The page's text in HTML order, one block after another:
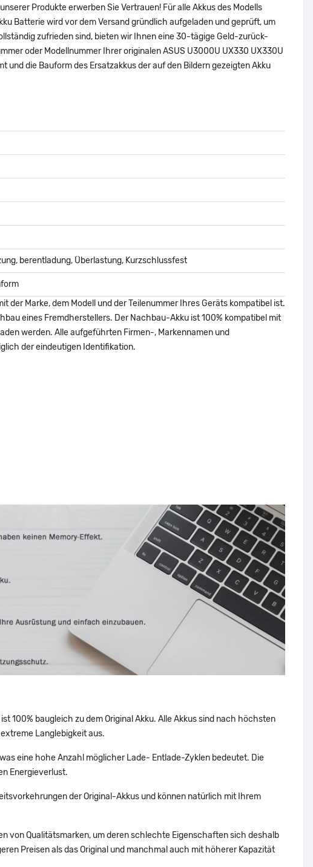
Produkte erwerben Sie Vertrauen! Für alle Akkus des Modells
Batterie wird vor dem Versand gründlich aufgeladen und geprüft, um
zufrieden sind, bieten wir Ihnen eine 30-tägige Geld-zurück-
oder Modellnummer Ihrer originalen ASUS U3000U UX330 UX330U
und die Bauform des Ersatzakkus der auf den Bildern gezeigten Akku
berentladung, Überlastung, Kurzschlussfest
der Marke, dem Modell und der Teilenummer Ihres Geräts kompatibel ist.
eines Fremdherstellers. Der Nachbau-Akku ist 100% kompatibel mit
werden. Alle aufgeführten Firmen-, Markennamen und
der eindeutigen Identifikation.
100% baugleich zu dem Original Akku. Alle Akkus sind nach höchsten
Langlebigkeit aus.
eine hohe Anzahl möglicher Lade- Entlade-Zyklen bedeutet. Die
Energieverlust.
der Original-Akkus und können natürlich mit Ihrem
von Qualitätsmarken, um deren schlechte Eigenschaften sich deshalb
Preisen als das Original und manchmal auch mit höherer Kapazität